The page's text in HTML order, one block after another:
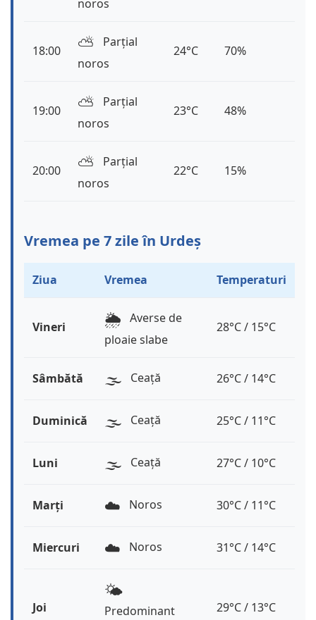
noros
18:00 ⛅️
Parțial
noros
24°C 70%
19:00 ⛅️
Parțial
noros
23°C 48%
20:00 ⛅️
Parțial
noros
22°C 15%
Vremea pe 7 zile în Urdeș
Ziua Vremea Temperaturi
Vineri 🌦️ Averse de
ploaie slabe
28°C / 15°C
Sâmbătă 🌫️ Ceață 26°C / 14°C
Duminică 🌫️ Ceață 25°C / 11°C
Luni 🌫️ Ceață 27°C / 10°C
Marți ☁️ Noros 30°C / 11°C
Miercuri ☁️ Noros 31°C / 14°C
Joi
🌤️
Predominant
29°C / 13°C